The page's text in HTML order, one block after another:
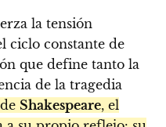
la tensión
ciclo constante de
que define tanto la
de la tragedia
Shakespeare, el